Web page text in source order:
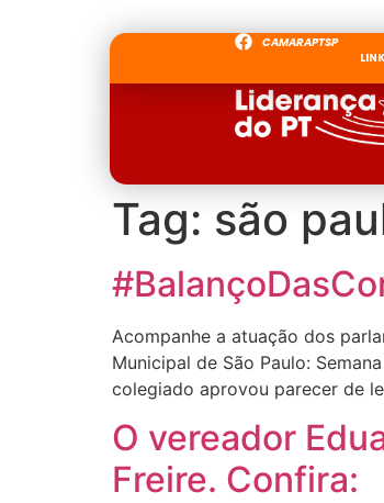
CAMARAPTSP
Tag: são
Acompanhe a atuação dos
Municipal de São Paulo:
colegiado aprovou parecer de
O vereador
Freire. Confira: